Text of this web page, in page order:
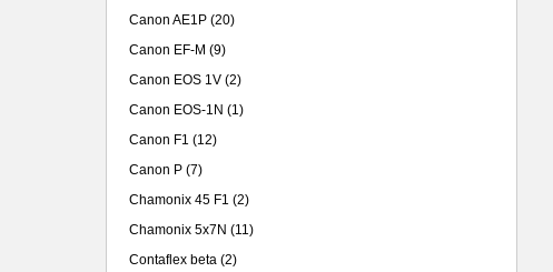
Canon AE1P (20)
Canon EF-M (9)
Canon EOS 1V (2)
Canon EOS-1N (1)
Canon F1 (12)
Canon P (7)
Chamonix 45 F1 (2)
Chamonix 5x7N (11)
Contaflex beta (2)